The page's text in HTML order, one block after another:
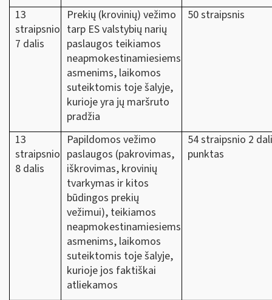
13
straipsnio
7 dalis
Prekių (krovinių) vežimo
tarp ES valstybių narių
paslaugos teikiamos
neapmokestinamiesiems
asmenims, laikomos
suteiktomis toje šalyje,
kurioje yra jų maršruto
pradžia
50 straipsnis
13
straipsnio
8 dalis
Papildomos vežimo
paslaugos (pakrovimas,
iškrovimas, krovinių
tvarkymas ir kitos
būdingos prekių
vežimui), teikiamos
neapmokestinamiesiems
asmenims, laikomos
suteiktomis toje šalyje,
kurioje jos faktiškai
atliekamos
54 straipsnio 2
punktas